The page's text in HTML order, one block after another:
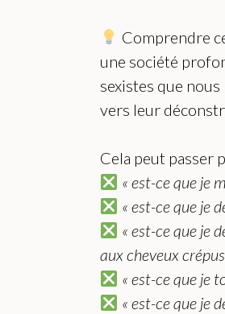
Comprendre
une société
sexistes que
vers leur
Cela peut passer
« est-ce que je
« est-ce que je
« est-ce que je
aux cheveux crépus
« est-ce que je
« est-ce que je